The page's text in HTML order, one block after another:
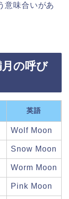
意味合いがあ
の呼び
英語
Wolf Moon
Snow Moon
Worm Moon
Pink Moon